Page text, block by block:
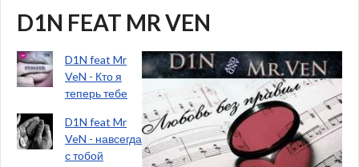
D1N FEAT MR VEN
D1N feat Mr
VeN - Кто я
теперь тебе
D1N feat Mr
VeN - навсегда
с тобой